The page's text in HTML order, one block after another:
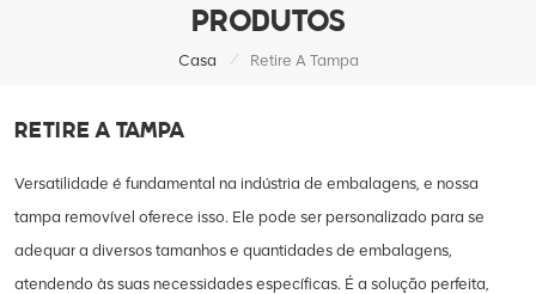
PRODUTOS
Casa / Retire A Tampa
RETIRE A TAMPA
Versatilidade é fundamental na indústria de embalagens, e nossa
tampa removível oferece isso. Ele pode ser personalizado para se
adequar a diversos tamanhos e quantidades de embalagens,
atendendo às suas necessidades específicas. É a solução perfeita,